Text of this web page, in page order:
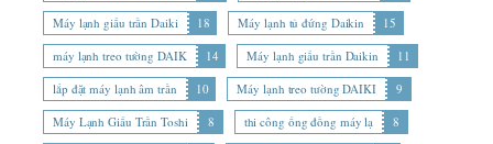
Máy lạnh giấu trần Daiki
18 Máy lạnh tủ đứng Daikin
15
máy lạnh treo tường DAIK
14 Máy lạnh giấu trần Daikin
11
lắp đặt máy lạnh âm trần
10 Máy lạnh treo tường DAIKI
9
Máy Lạnh Giấu Trần Toshi
8 thi công ống đồng máy lạ
8